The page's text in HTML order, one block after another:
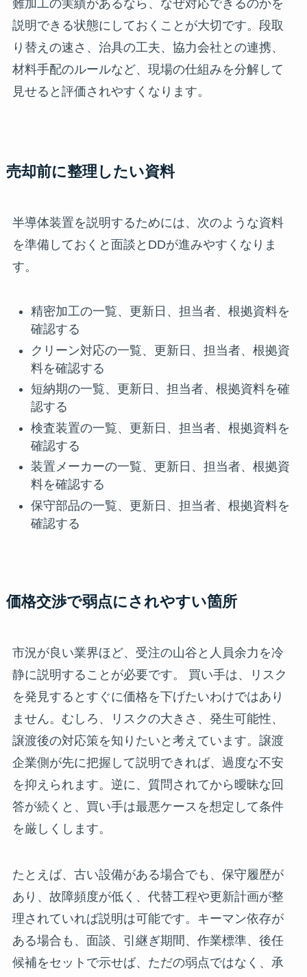
難加工の実績があるなら、なぜ対応できるのかを
説明できる状態にしておくことが大切です。段取
り替えの速さ、治具の工夫、協力会社との連携、
材料手配のルールなど、現場の仕組みを分解して
見せると評価されやすくなります。
売却前に整理したい資料
半導体装置を説明するためには、次のような資料
を準備しておくと面談とDDが進みやすくなりま
す。
精密加工の一覧、更新日、担当者、根拠資料を
確認する
クリーン対応の一覧、更新日、担当者、根拠資
料を確認する
短納期の一覧、更新日、担当者、根拠資料を確
認する
検査装置の一覧、更新日、担当者、根拠資料を
確認する
装置メーカーの一覧、更新日、担当者、根拠資
料を確認する
保守部品の一覧、更新日、担当者、根拠資料を
確認する
価格交渉で弱点にされやすい箇所
市況が良い業界ほど、受注の山谷と人員余力を冷
静に説明することが必要です。 買い手は、リスク
を発見するとすぐに価格を下げたいわけではあり
ません。むしろ、リスクの大きさ、発生可能性、
譲渡後の対応策を知りたいと考えています。譲渡
企業側が先に把握して説明できれば、過度な不安
を抑えられます。逆に、質問されてから曖昧な回
答が続くと、買い手は最悪ケースを想定して条件
を厳しくします。
たとえば、古い設備がある場合でも、保守履歴が
あり、故障頻度が低く、代替工程や更新計画が整
理されていれば説明は可能です。キーマン依存が
ある場合も、面談、引継ぎ期間、作業標準、後任
候補をセットで示せば、ただの弱点ではなく、承